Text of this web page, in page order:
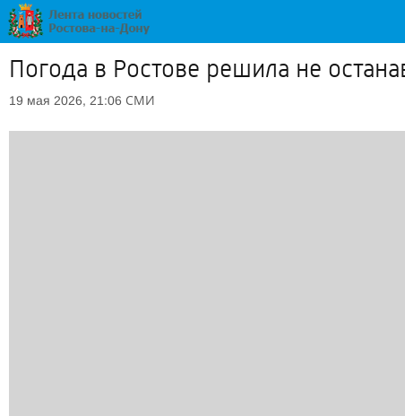
Погода в Ростове решила не
19 мая 2026, 21:06 СМИ